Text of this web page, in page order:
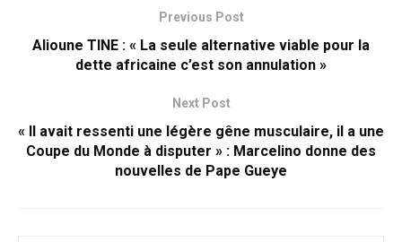
Previous Post
Alioune TINE : « La seule alternative viable pour la
dette africaine c’est son annulation »
Next Post
« Il avait ressenti une légère gêne musculaire, il a une
Coupe du Monde à disputer » : Marcelino donne des
nouvelles de Pape Gueye